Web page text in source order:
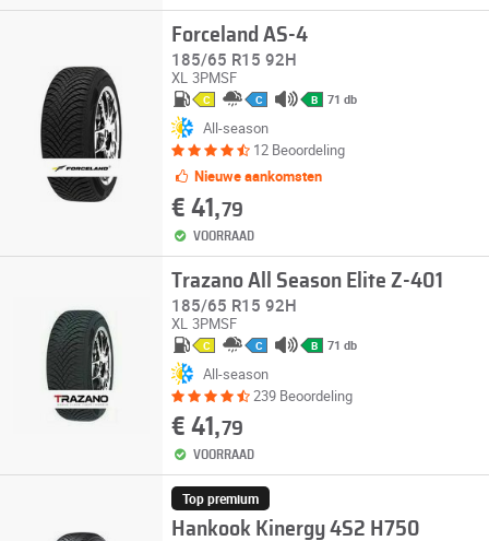
Forceland AS-4
185/65 R15 92H
XL 3PMSF
C C B 71 db
All-season
12 Beoordeling
Nieuwe aankomsten
€ 41,79
VOORRAAD
Trazano All Season Elite Z-401
185/65 R15 92H
XL 3PMSF
C C B 71 db
All-season
239 Beoordeling
€ 41,79
VOORRAAD
Top premium
Hankook Kinergy 4S2 H750